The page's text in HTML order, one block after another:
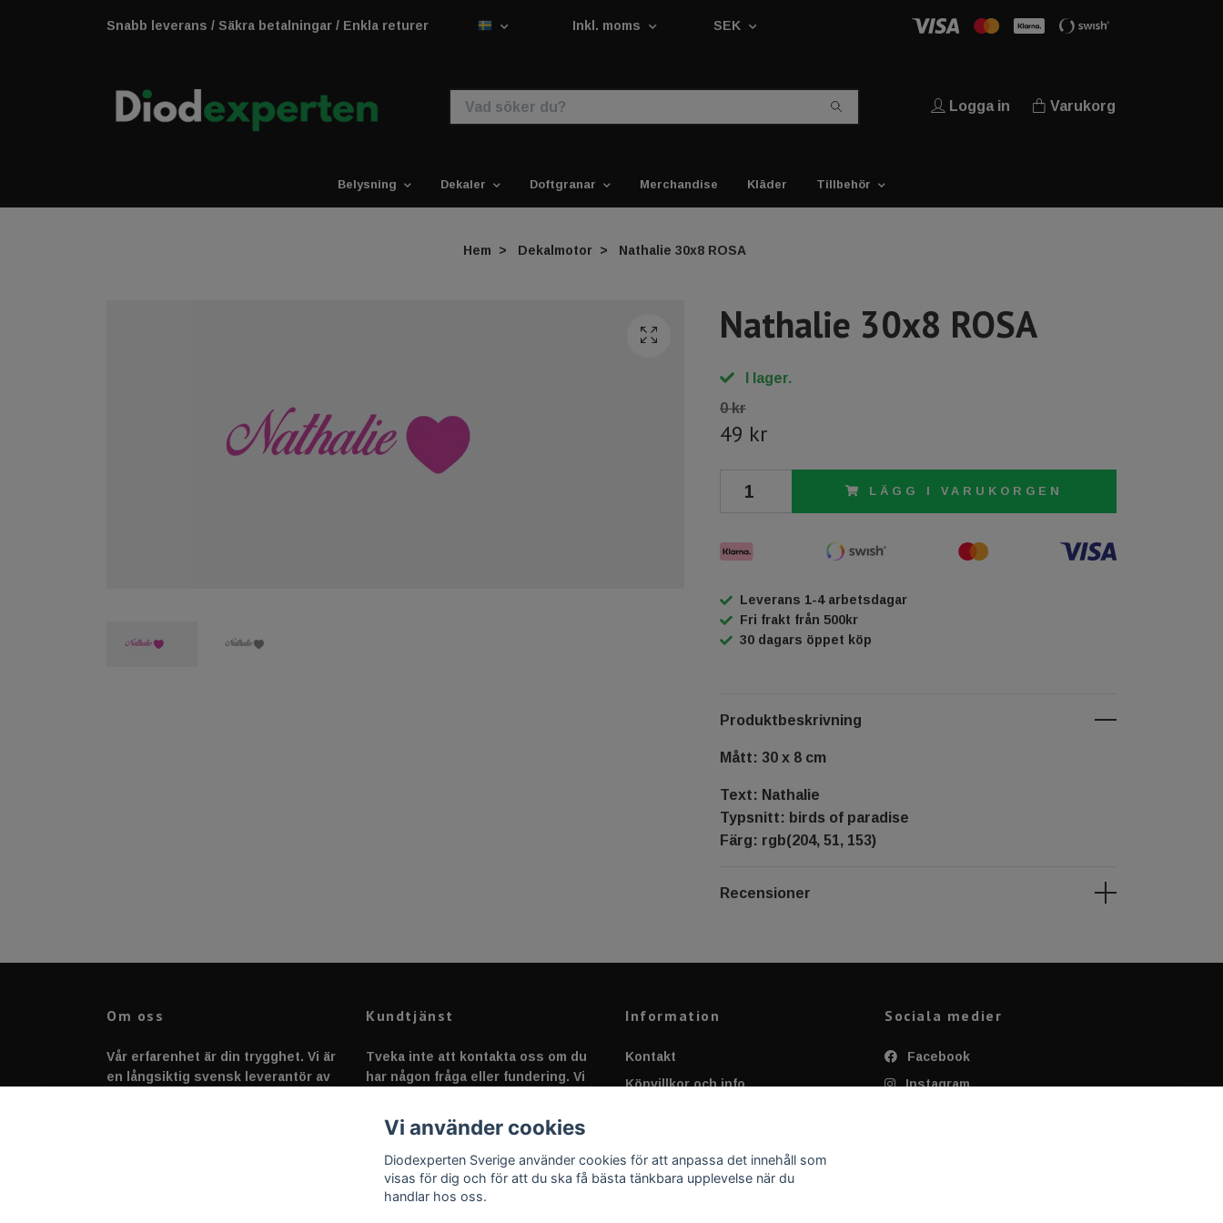
Snabb leverans / Säkra betalningar / Enkla returer Inkl. moms SEK
Logga in Varukorg
Belysning Dekaler Doftgranar Merchandise Kläder Tillbehör
Hem Dekalmotor Nathalie 30x8 ROSA
Nathalie 30x8 ROSA
I lager.
0 kr
49 kr
LÄGG I VARUKORGEN
Leverans 1-4 arbetsdagar
Fri frakt från 500kr
30 dagars öppet köp
Produktbeskrivning
Mått: 30 x 8 cm
Text: Nathalie
Typsnitt: birds of paradise
Färg: rgb(204, 51, 153)
Recensioner
Om oss
Vår erfarenhet är din trygghet. Vi är
en långsiktig svensk leverantör av
Kundtjänst
Tveka inte att kontakta oss om du
har någon fråga eller fundering. Vi
Information
Kontakt
Köpvillkor och info
Applicering av Dekal
Sociala medier
Facebook
Instagram
Vi använder cookies
Diodexperten Sverige använder cookies för att anpassa det innehåll som
visas för dig och för att du ska få bästa tänkbara upplevelse när du
handlar hos oss.